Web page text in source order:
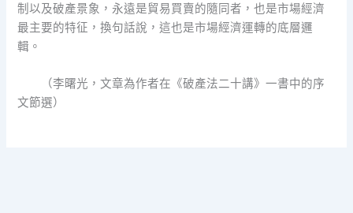
制以及破產景象，永遠是貿易買賣的隨同者，也是市場經濟
最主要的特征，換句話說，這也是市場經濟運轉的底層邏
輯。
（李曙光， 文章為作者在《破產法二十講》一書中的序
文節選）